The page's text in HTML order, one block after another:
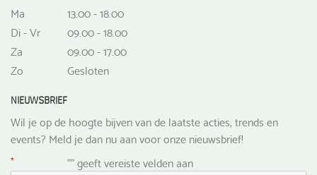
Ma
13.00 - 18.00
Di - Vr
09.00 - 18.00
Za
09.00 - 17.00
Zo
Gesloten
NIEUWSBRIEF
Wil je op de hoogte bijven van de laatste acties, trends en
events? Meld je dan nu aan voor onze nieuwsbrief!
"
* " geeft vereiste velden aan